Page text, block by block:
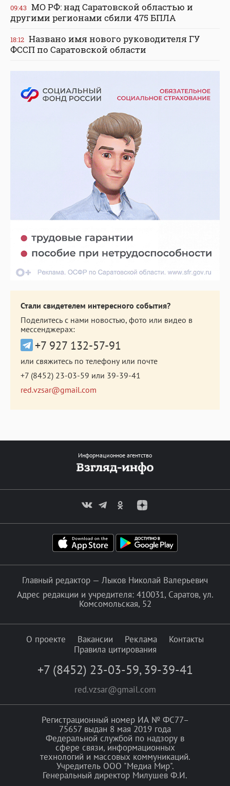
09:43 МО РФ: над Саратовской областью и
другими регионами сбили 475 БПЛА
18:12 Названо имя нового руководителя ГУ
ФССП по Саратовской области
Стали свидетелем интересного события?
Поделитесь с нами новостью, фото или видео в
мессенджерах:
+7 927 132-57-91
или свяжитесь по телефону или почте
+7 (8452) 23-03-59 или 39-39-41
red.vzsar@gmail.com
Информационное агентство
Главный редактор — Лыков Николай Валерьевич
Адрес редакции и учредителя: 410031, Саратов, ул.
Комсомольская, 52
О проекте Вакансии Реклама
Контакты
Правила цитирования
+7 (8452) 23-03-59, 39-39-41
red.vzsar@gmail.com
Регистрационный номер ИА № ФС77–
75657 выдан 8 мая 2019 года
Федеральной службой по надзору в
сфере связи, информационных
технологий и массовых коммуникаций.
Учредитель ООО "Медиа Мир".
Генеральный директор Милушев Ф.И.